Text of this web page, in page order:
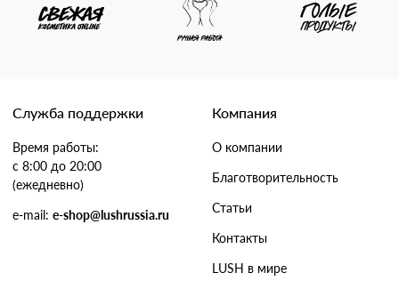
Служба поддержки
Время работы:
с 8:00 до 20:00
(ежедневно)
e-mail: e-shop@lushrussia.ru
Компания
О компании
Благотворительность
Статьи
Контакты
LUSH в мире